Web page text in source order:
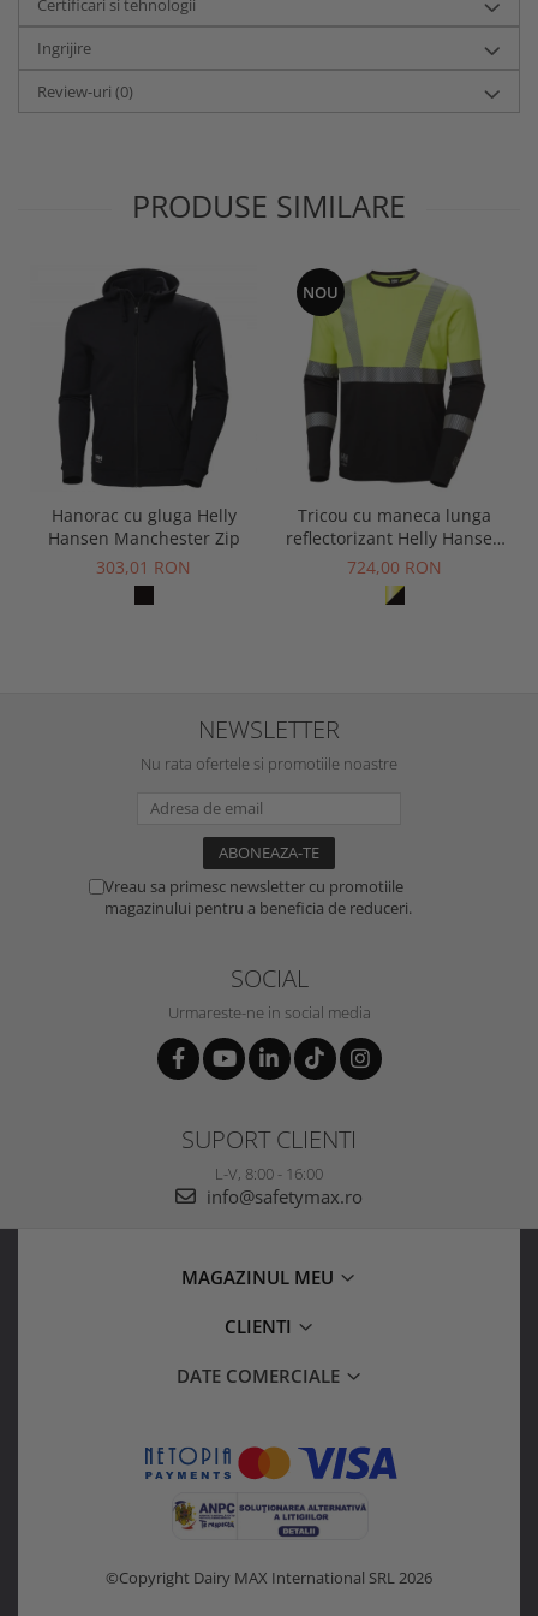
Certificari si tehnologii
Ingrijire
Review-uri (0)
PRODUSE SIMILARE
Hanorac cu gluga Helly
Hansen Manchester Zip
303,01 RON
NOU
Tricou cu maneca lunga
reflectorizant Helly Hansen
Fyre Longsleeve CL1
724,00 RON
NEWSLETTER
Nu rata ofertele si promotiile noastre
Vreau sa primesc newsletter cu promotiile
magazinului pentru a beneficia de reduceri.
SOCIAL
Urmareste-ne in social media
SUPORT CLIENTI
L-V, 8:00 - 16:00
info@safetymax.ro
MAGAZINUL MEU
CLIENTI
DATE COMERCIALE
©Copyright Dairy MAX International SRL 2026